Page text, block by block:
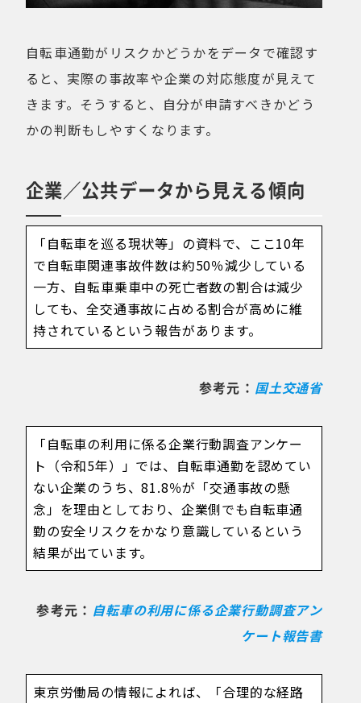
自転車通勤がリスクかどうかをデータで確認す
ると、実際の事故率や企業の対応態度が見えて
きます。そうすると、自分が申請すべきかどう
かの判断もしやすくなります。
企業／公共データから見える傾向
「自転車を巡る現状等」の資料で、ここ10年
で自転車関連事故件数は約50％減少している
一方、自転車乗車中の死亡者数の割合は減少
しても、全交通事故に占める割合が高めに維
持されているという報告があります。
参考元： 国土交通省
「自転車の利用に係る企業行動調査アンケー
ト（令和5年）」では、自転車通勤を認めてい
ない企業のうち、81.8％が「交通事故の懸
念」を理由としており、企業側でも自転車通
勤の安全リスクをかなり意識しているという
結果が出ています。
参考元： 自転車の利用に係る企業行動調査アン
ケート報告書
東京労働局の情報によれば、「合理的な経路